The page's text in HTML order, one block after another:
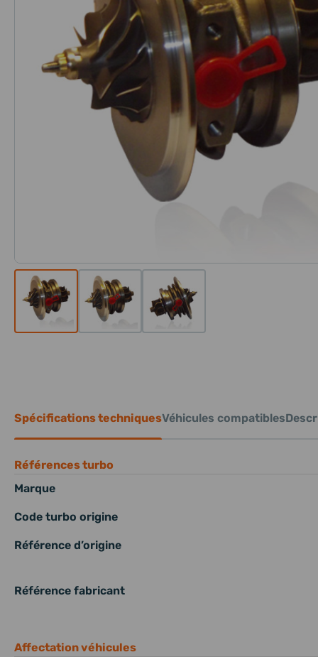
Spécifications techniquesVéhicules compatibles
Références turbo
Marque
Code turbo origine
Référence d’origine
Référence fabricant
Affectation véhicules